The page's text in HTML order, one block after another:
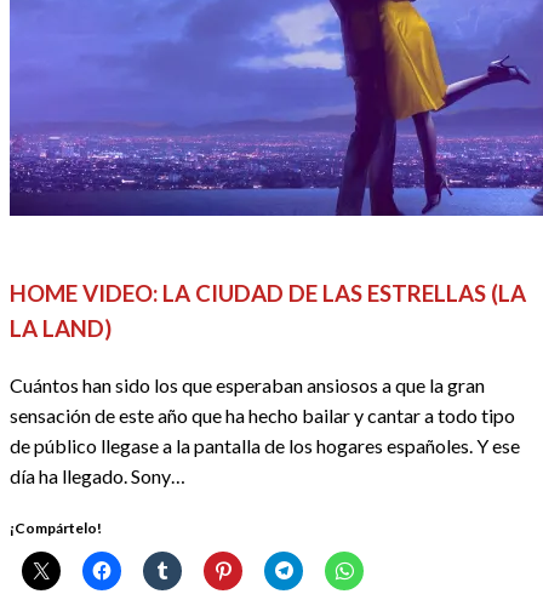
HOME VIDEO: LA CIUDAD DE LAS ESTRELLAS (LA
LA LAND)
Cuántos han sido los que esperaban ansiosos a que la gran
sensación de este año que ha hecho bailar y cantar a todo tipo
de público llegase a la pantalla de los hogares españoles. Y ese
día ha llegado. Sony…
¡Compártelo!